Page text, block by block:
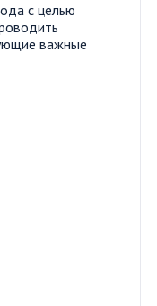
с целью
важные